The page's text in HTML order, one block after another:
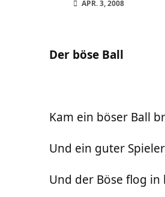
APR. 3, 2008
Der böse Ball
Kam ein böser Ball
Und ein guter
Und der Böse flog